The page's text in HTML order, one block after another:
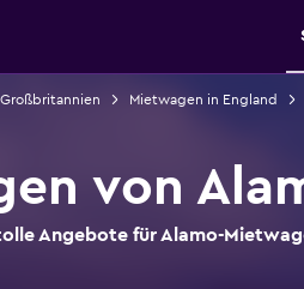
Mietwagen in England
von
Angebote für Alamo-